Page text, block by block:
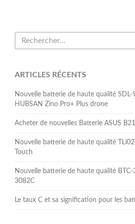
ARTICLES RÉCENTS
Nouvelle batterie de haute qualité
HUBSAN Zino Pro+ Plus drone
Acheter de nouvelles Batterie ASUS
Nouvelle batterie de haute qualité
Touch
Nouvelle batterie de haute qualité
3082C
Le taux C et sa signification pour les